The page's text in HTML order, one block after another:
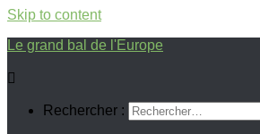
Skip to content
Le grand bal de l'Europe
Rechercher :